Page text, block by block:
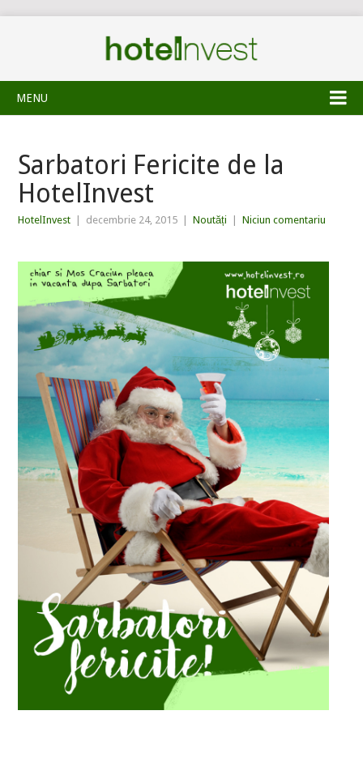
MENU
Sarbatori Fericite de la
HotelInvest
HotelInvest decembrie 24, 2015 Noutăți Niciun comentariu